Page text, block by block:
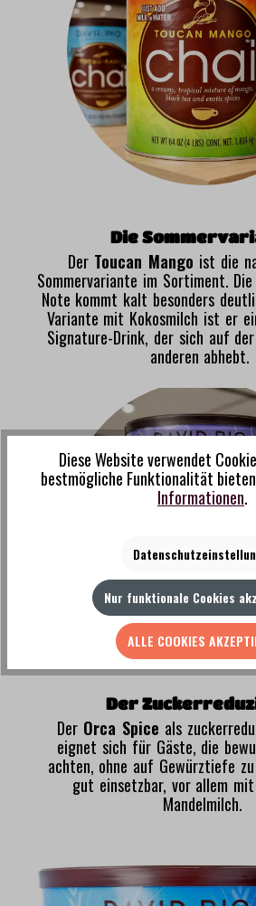
Die
Der Toucan Mango ist die
Sommervariante im Sortiment.
Note kommt kalt besonders
Variante mit Kokosmilch ist er
Signature-Drink, der sich auf
anderen abhebt.
Der
Der Orca Spice als
eignet sich für Gäste, die
achten, ohne auf Gewürztiefe
gut einsetzbar, vor allem
Mandelmilch.
Bildergalerie überspringen
Diese Website verwendet
bestmögliche Funktionalität
Informationen.
Nur funktionale Cookies
ALLE COOKIES